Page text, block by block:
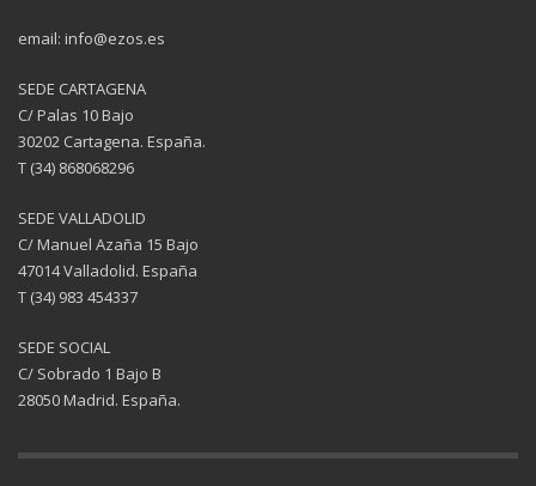
email: info@ezos.es
SEDE CARTAGENA
C/ Palas 10 Bajo
30202 Cartagena. España.
T (34) 868068296
SEDE VALLADOLID
C/ Manuel Azaña 15 Bajo
47014 Valladolid. España
T (34) 983 454337
SEDE SOCIAL
C/ Sobrado 1 Bajo B
28050 Madrid. España.